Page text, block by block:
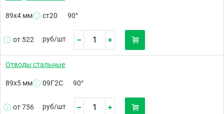
89х4 мм ст20 90°
от 522 руб/шт
Отводы стальные
89х5 мм 09Г2С 90°
от 756 руб/шт